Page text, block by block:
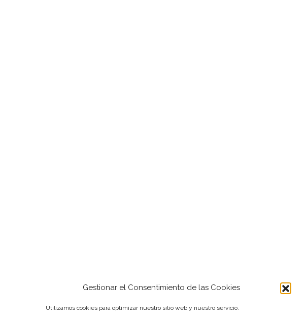
Gestionar el Consentimiento de las Cookies
Utilizamos cookies para optimizar nuestro sitio web y nuestro servicio.